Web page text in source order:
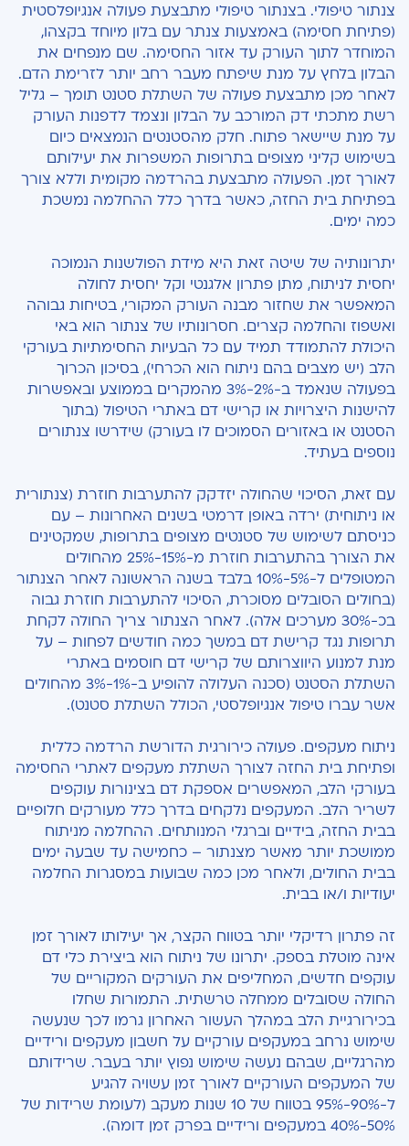
צנתור טיפולי. בצנתור טיפולי מתבצעת פעולה אנגיופלסטית
(פתיחת חסימה) באמצעות צנתר עם בלון מיוחד בקצהו,
המוחדר לתוך העורק עד אזור החסימה. שם מנפחים את
הבלון בלחץ על מנת שיפתח מעבר רחב יותר לזרימת הדם.
לאחר מכן מתבצעת פעולה של השתלת סטנט תומך – גליל
רשת מתכתי דק המורכב על הבלון ונצמד לדפנות העורק
על מנת שיישאר פתוח. חלק מהסטנטים הנמצאים כיום
בשימוש קליני מצופים בתרופות המשפרות את יעילותם
לאורך זמן. הפעולה מתבצעת בהרדמה מקומית וללא צורך
בפתיחת בית החזה, כאשר בדרך כלל ההחלמה נמשכת
כמה ימים.
יתרונותיה של שיטה זאת היא מידת הפולשנות הנמוכה
יחסית לניתוח, מתן פתרון אלגנטי וקל יחסית לחולה
המאפשר את שחזור מבנה העורק המקורי, בטיחות גבוהה
ואשפוז והחלמה קצרים. חסרונותיו של צנתור הוא באי
היכולת להתמודד תמיד עם כל הבעיות החסימתיות בעורקי
הלב (יש מצבים בהם ניתוח הוא הכרחי), בסיכון הכרוך
בפעולה שנאמד ב-2%-3% מהמקרים בממוצע ובאפשרות
להישנות היצרויות או קרישי דם באתרי הטיפול (בתוך
הסטנט או באזורים הסמוכים לו בעורק) שידרשו צנתורים
נוספים בעתיד.
עם זאת, הסיכוי שהחולה יזדקק להתערבות חוזרת (צנתורית
או ניתוחית) ירדה באופן דרמטי בשנים האחרונות – עם
כניסתם לשימוש של סטנטים מצופים בתרופות, שמקטינים
את הצורך בהתערבות חוזרת מ-15%-25% מהחולים
המטופלים ל-5%-10% בלבד בשנה הראשונה לאחר הצנתור
(בחולים הסובלים מסוכרת, הסיכוי להתערבות חוזרת גבוה
בכ-30% מערכים אלה). לאחר הצנתור צריך החולה לקחת
תרופות נגד קרישת דם במשך כמה חודשים לפחות – על
מנת למנוע היווצרותם של קרישי דם חוסמים באתרי
השתלת הסטנט (סכנה העלולה להופיע ב-1%-3% מהחולים
אשר עברו טיפול אנגיופלסטי, הכולל השתלת סטנט).
ניתוח מעקפים. פעולה כירורגית הדורשת הרדמה כללית
ופתיחת בית החזה לצורך השתלת מעקפים לאתרי החסימה
בעורקי הלב, המאפשרים אספקת דם בצינורות עוקפים
לשריר הלב. המעקפים נלקחים בדרך כלל מעורקים חלופיים
בבית החזה, בידיים וברגלי המנותחים. ההחלמה מניתוח
ממושכת יותר מאשר מצנתור – כחמישה עד שבעה ימים
בבית החולים, ולאחר מכן כמה שבועות במסגרות החלמה
יעודיות ו/או בבית.
זה פתרון רדיקלי יותר בטווח הקצר, אך יעילותו לאורך זמן
אינה מוטלת בספק. יתרונו של ניתוח הוא ביצירת כלי דם
עוקפים חדשים, המחליפים את העורקים המקוריים של
החולה שסובלים ממחלה טרשתית. התמורות שחלו
בכירורגיית הלב במהלך העשור האחרון גרמו לכך שנעשה
שימוש נרחב במעקפים עורקיים על חשבון מעקפים ורידיים
מהרגליים, שבהם נעשה שימוש נפוץ יותר בעבר. שרידותם
של המעקפים העורקיים לאורך זמן עשויה להגיע
ל-90%-95% בטווח של 10 שנות מעקב (לעומת שרידות של
50%-40% במעקפים ורידיים בפרק זמן דומה).